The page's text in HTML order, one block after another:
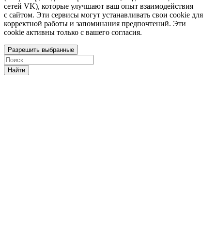
сетей VK), которые улучшают ваш опыт взаимодействия
с сайтом. Эти сервисы могут устанавливать свои cookie для
корректной работы и запоминания предпочтений. Эти
cookie активны только с вашего согласия.
Разрешить выбранные
Найти